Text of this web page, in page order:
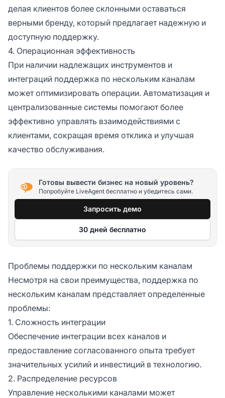
делая клиентов более склонными оставаться
верными бренду, который предлагает надежную и
доступную поддержку.
4. Операционная эффективность
При наличии надлежащих инструментов и
интеграций поддержка по нескольким каналам
может оптимизировать операции. Автоматизация и
централизованные системы помогают более
эффективно управлять взаимодействиями с
клиентами, сокращая время отклика и улучшая
качество обслуживания.
Готовы вывести бизнес на новый уровень?
Попробуйте LiveAgent бесплатно и убедитесь сами.
Запросить демо
30 дней бесплатно
Проблемы поддержки по нескольким каналам
Несмотря на свои преимущества, поддержка по
нескольким каналам представляет определенные
проблемы:
1. Сложность интеграции
Обеспечение интеграции всех каналов и
предоставление согласованного опыта требует
значительных усилий и инвестиций в технологию.
2. Распределение ресурсов
Управление несколькими каналами может